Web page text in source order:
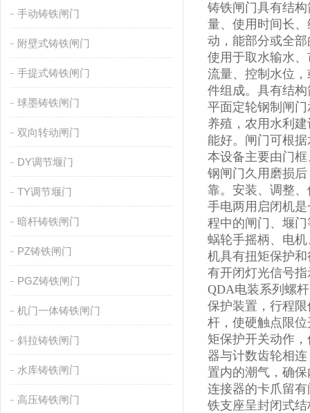
手动铸铁闸门
附壁式铸铁闸门
手提式铸铁闸门
球墨铸铁闸门
双向转动闸门
DY调节堰门
TY调节堰门
暗杆铸铁闸门
PZ铸铁闸门
PGZ铸铁闸门
机门一体铸铁闸门
斜拉铸铁闸门
水库铸铁闸门
高压铸铁闸门
铸铁闸门具有结
量、使用时间长
动，能部分或全
使用于取水输水
流量、控制水位
件组成。具有结
平面定轮钢制闸
养殖，农用水利
能好。闸门可根
本设备主要由门
钢闸门久用磨损
靠。安装、调整
手电两用启闭机
程中的闸门、堰
蜗轮手摇柄、电
机具有扭矩保护
有开闭灯光信号
QDA电装系列螺
保护装置，行程
杆，使硬触点限
矩保护开关动作
器与计数齿轮相
置内的潮气，确
连接器的卡爪留
铁支座呈封闭式